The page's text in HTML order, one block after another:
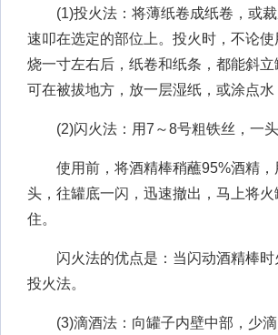
(1)投火法：将薄纸卷成纸卷，或裁
速叩在选定的部位上。投火时，不论
烧一寸左右后，纸卷和纸条，都能斜
可在被拔地方，放一层湿纸，或涂点
(2)闪火法：用7～8号粗铁丝，一头
使用前，将酒精棒稍蘸95%酒精，
头，往罐底一闪，迅速撤出，马上将
住。
闪火法的优点是：当闪动酒精棒时
投火法。
(3)滴酒法：向罐子内壁中部，少滴